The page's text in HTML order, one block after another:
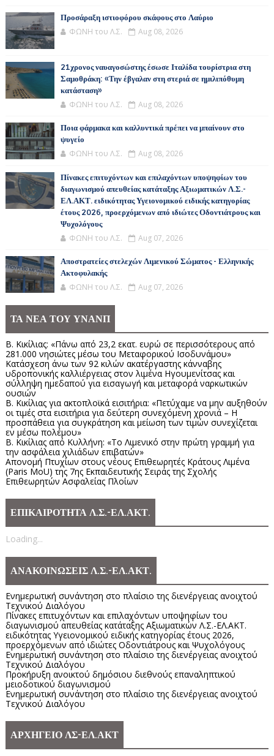
Προσάραξη ιστιοφόρου σκάφους στο Λαύριο
ΦΩΝΗ του Λ.Σ. Aug 08, 2026
21χρονος ναυαγοσώστης έσωσε Ιταλίδα τουρίστρια στη
Σαμοθράκη: «Την έβγαλαν στη στεριά σε ημιλιπόθυμη
κατάσταση»
ΦΩΝΗ του Λ.Σ. Aug 08, 2026
Ποια φάρμακα και καλλυντικά πρέπει να μπαίνουν στο
ψυγείο
ΦΩΝΗ του Λ.Σ. Aug 08, 2026
Πίνακες επιτυχόντων και επιλαχόντων υποψηφίων του
διαγωνισμού απευθείας κατάταξης Αξιωματικών Λ.Σ.-
ΕΛ.ΑΚΤ. ειδικότητας Υγειονομικού ειδικής κατηγορίας
έτους 2026, προερχόμενων από ιδιώτες Οδοντιάτρους και
Ψυχολόγους
ΦΩΝΗ του Λ.Σ. Aug 07, 2026
Αποστρατείες στελεχών Λιμενικού Σώματος - Ελληνικής
Ακτοφυλακής
ΦΩΝΗ του Λ.Σ. Aug 07, 2026
ΤΑ ΝΕΑ ΤΟΥ ΥΝΑΝΠ
Β. Κικίλιας: «Πάνω από 23,2 εκατ. ευρώ σε περισσότερους από
281.000 νησιώτες μέσω του Μεταφορικού Ισοδυνάμου»
Κατάσχεση άνω των 92 κιλών ακατέργαστης κάνναβης
υδροπονικής καλλιέργειας στον λιμένα Ηγουμενίτσας και
σύλληψη ημεδαπού για εισαγωγή και μεταφορά ναρκωτικών
ουσιών
Β. Κικίλιας για ακτοπλοϊκά εισιτήρια: «Πετύχαμε να μην αυξηθούν
οι τιμές στα εισιτήρια για δεύτερη συνεχόμενη χρονιά – Η
προσπάθεια για συγκράτηση και μείωση των τιμών συνεχίζεται
εν μέσω πολέμου»
Β. Κικίλιας από Κυλλήνη: «Το Λιμενικό στην πρώτη γραμμή για
την ασφάλεια χιλιάδων επιβατών»
Απονομή Πτυχίων στους νέους Επιθεωρητές Κράτους Λιμένα
(Paris MoU) της 7ης Εκπαιδευτικής Σειράς της Σχολής
Επιθεωρητών Ασφαλείας Πλοίων
ΕΠΙΚΑΙΡΟΤΗΤΑ Λ.Σ.-ΕΛ.ΑΚΤ.
Loading...
ΑΝΑΚΟΙΝΩΣΕΙΣ Λ.Σ.-ΕΛ.ΑΚΤ.
Ενημερωτική συνάντηση στο πλαίσιο της διενέργειας ανοιχτού
Τεχνικού Διαλόγου
Πίνακες επιτυχόντων και επιλαχόντων υποψηφίων του
διαγωνισμού απευθείας κατάταξης Αξιωματικών Λ.Σ.-ΕΛ.ΑΚΤ.
ειδικότητας Υγειονομικού ειδικής κατηγορίας έτους 2026,
προερχόμενων από ιδιώτες Οδοντιάτρους και Ψυχολόγους
Ενημερωτική συνάντηση στο πλαίσιο της διενέργειας ανοιχτού
Τεχνικού Διαλόγου
Προκήρυξη ανοικτού δημόσιου διεθνούς επαναληπτικού
μειοδοτικού διαγωνισμού
Ενημερωτική συνάντηση στο πλαίσιο της διενέργειας ανοιχτού
Τεχνικού Διαλόγου
ΑΡΧΗΓΕΙΟ ΛΣ-ΕΛ.ΑΚΤ